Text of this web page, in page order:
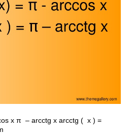
x π – arcctg x arcctg ( ­ x ) =